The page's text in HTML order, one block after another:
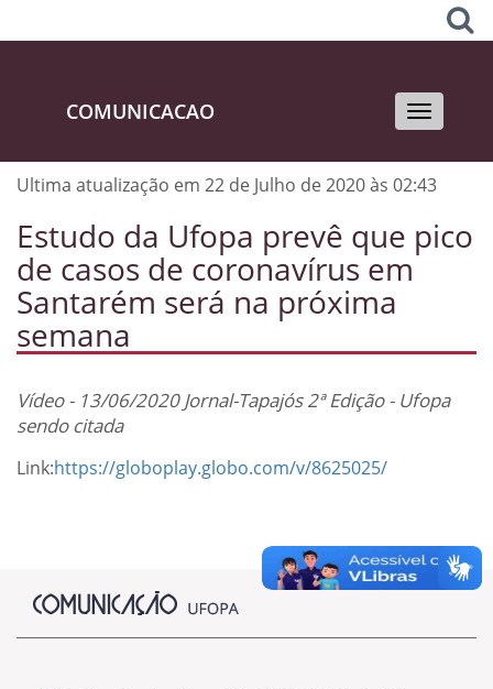
Toggle
COMUNICACAO
Ultima atualização em 22 de Julho de 2020 às 02:43
Estudo da Ufopa prevê que pico
de casos de coronavírus em
Santarém será na próxima
semana
Vídeo - 13/06/2020 Jornal-Tapajós 2ª Edição - Ufopa
sendo citada
Link:https://globoplay.globo.com/v/8625025/